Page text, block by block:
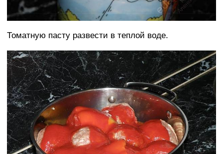
Томатную пасту развести в теплой воде.